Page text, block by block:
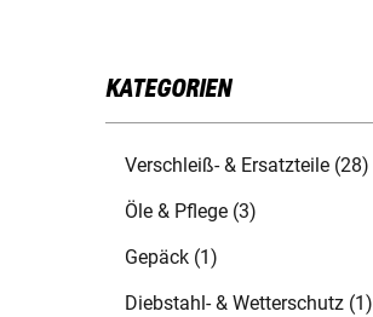
KATEGORIEN
Verschleiß- & Ersatzteile (28)
Öle & Pflege (3)
Gepäck (1)
Diebstahl- & Wetterschutz (1)